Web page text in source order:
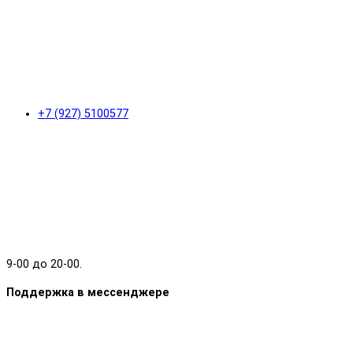
+7 (927) 5100577
9-00 до 20-00.
Поддержка в мессенджере